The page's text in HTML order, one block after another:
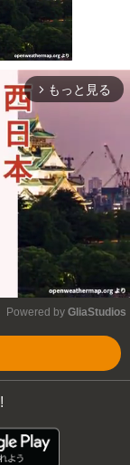
Mute
arrow_forward_ios もっと見る
Powered by GliaStudios